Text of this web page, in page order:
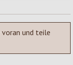
voran und teile